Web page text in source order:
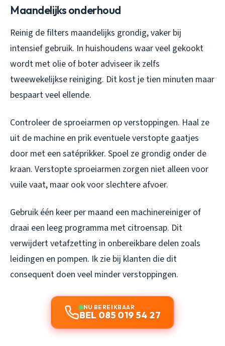
Maandelijks onderhoud
Reinig de filters maandelijks grondig, vaker bij
intensief gebruik. In huishoudens waar veel gekookt
wordt met olie of boter adviseer ik zelfs
tweewekelijkse reiniging. Dit kost je tien minuten maar
bespaart veel ellende.
Controleer de sproeiarmen op verstoppingen. Haal ze
uit de machine en prik eventuele verstopte gaatjes
door met een satéprikker. Spoel ze grondig onder de
kraan. Verstopte sproeiarmen zorgen niet alleen voor
vuile vaat, maar ook voor slechtere afvoer.
Gebruik één keer per maand een machinereiniger of
draai een leeg programma met citroensap. Dit
verwijdert vetafzetting in onbereikbare delen zoals
leidingen en pompen. Ik zie bij klanten die dit
consequent doen veel minder verstoppingen.
NU BEREIKBAAR
BEL 085 019 54 27